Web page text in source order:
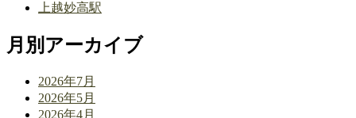
上越妙高駅
月別アーカイブ
2026年7月
2026年5月
2026年4月